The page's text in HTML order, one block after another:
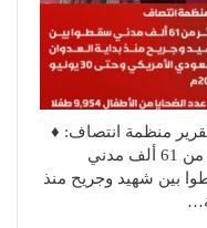
منظمة انتصاف: ♦️
أكثر من 61 ألف مدني
بين شهيد وجريح منذ